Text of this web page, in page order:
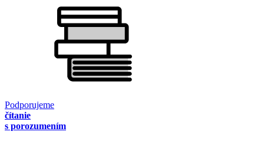
Podporujeme
čítanie
s porozumením